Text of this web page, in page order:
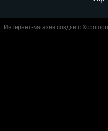
Интернет-магазин создан с Хорошоп